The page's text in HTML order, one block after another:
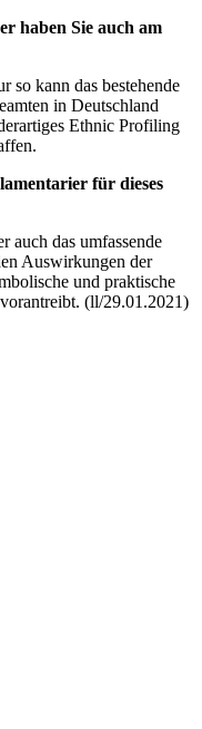
haben Sie auch am
kann das bestehende
in Deutschland
Ethnic Profiling
für dieses
auch das umfassende
Auswirkungen der
und praktische
(ll/29.01.2021)